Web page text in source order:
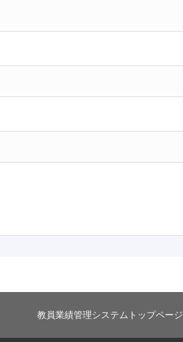
教員業績管理システムトップページ